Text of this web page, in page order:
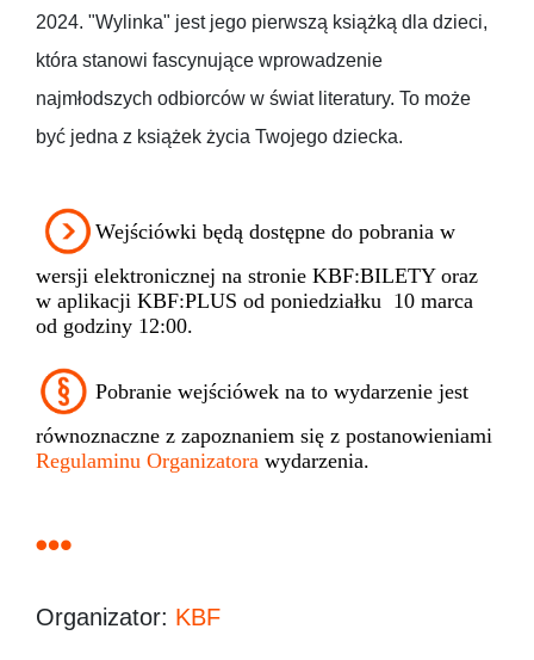
2024. "Wylinka" jest jego pierwszą książką dla dzieci,
która stanowi fascynujące wprowadzenie
najmłodszych odbiorców w świat literatury. To może
być jedna z książek życia Twojego dziecka.
Wejściówki będą dostępne do pobrania w
wersji elektronicznej na stronie KBF:BILETY oraz
w aplikacji KBF:PLUS od poniedziałku 10 marca
od godziny 12:00.
Pobranie wejściówek na to wydarzenie jest
równoznaczne z zapoznaniem się z postanowieniami
Regulaminu Organizatora wydarzenia.
Organizator: KBF